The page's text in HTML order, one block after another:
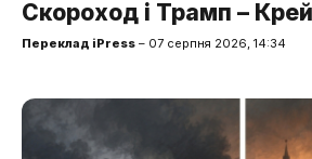
Скороход і Трамп –
Переклад iPress – 07 серпня 2026, 14:34